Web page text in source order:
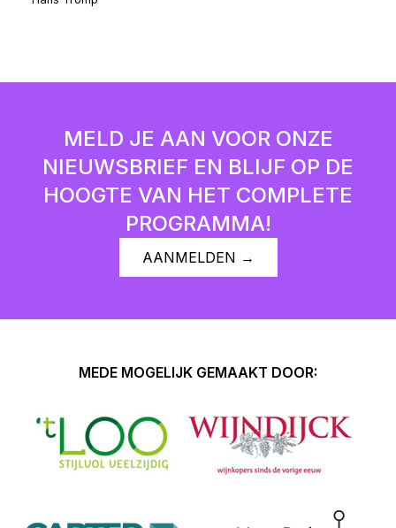
MELD JE AAN VOOR ONZE
NIEUWSBRIEF EN BLIJF OP DE
HOOGTE VAN HET COMPLETE
PROGRAMMA!
AANMELDEN →
MEDE MOGELIJK GEMAAKT DOOR: